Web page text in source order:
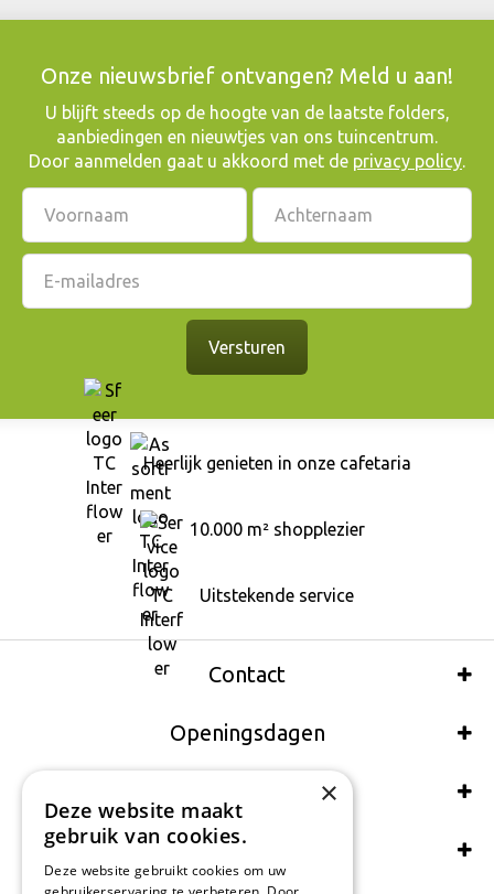
Onze nieuwsbrief ontvangen? Meld u aan!
​U blijft steeds op de hoogte van de laatste folders,
aanbiedingen en nieuwtjes van ons tuincentrum.
Door aanmelden gaat u akkoord met de privacy policy.
Heerlijk genieten in onze cafetaria
10.000 m² shopplezier
Uitstekende service
Contact
Openingsdagen
Wij accepteren ook:
Schrijf een recensie
×
Deze website maakt
gebruik van cookies.
Deze website gebruikt cookies om uw